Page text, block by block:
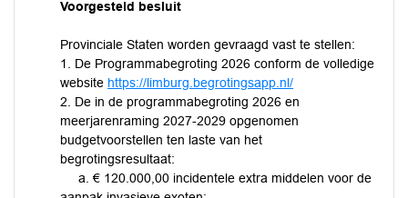
Voorgesteld besluit
Provinciale Staten worden gevraagd vast te stellen:
1. De Programmabegroting 2026 conform de volledige
website https://limburg.begrotingsapp.nl/
2. De in de programmabegroting 2026 en
meerjarenraming 2027-2029 opgenomen
budgetvoorstellen ten laste van het
begrotingsresultaat:
a. € 120.000,00 incidentele extra middelen voor de